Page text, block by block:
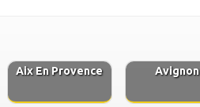
Aix En Provence Avignon